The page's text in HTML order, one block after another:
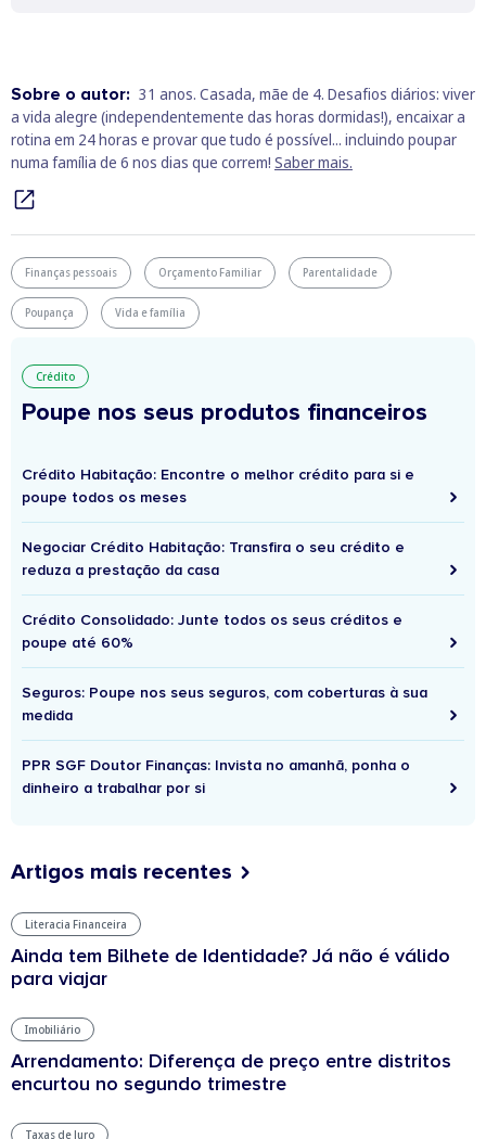
Sobre o autor: 31 anos. Casada, mãe de 4. Desafios diários: viver
a vida alegre (independentemente das horas dormidas!), encaixar a
rotina em 24 horas e provar que tudo é possível... incluindo poupar
numa família de 6 nos dias que correm! Saber mais.
Finanças pessoais Orçamento Familiar Parentalidade
Poupança Vida e família
Crédito
Poupe nos seus produtos financeiros
Crédito Habitação: Encontre o melhor crédito para si e
poupe todos os meses
Negociar Crédito Habitação: Transfira o seu crédito e
reduza a prestação da casa
Crédito Consolidado: Junte todos os seus créditos e
poupe até 60%
Seguros: Poupe nos seus seguros, com coberturas à sua
medida
PPR SGF Doutor Finanças: Invista no amanhã, ponha o
dinheiro a trabalhar por si
Artigos mais recentes
Literacia Financeira
Ainda tem Bilhete de Identidade? Já não é válido
para viajar
Imobiliário
Arrendamento: Diferença de preço entre distritos
encurtou no segundo trimestre
Taxas de Juro